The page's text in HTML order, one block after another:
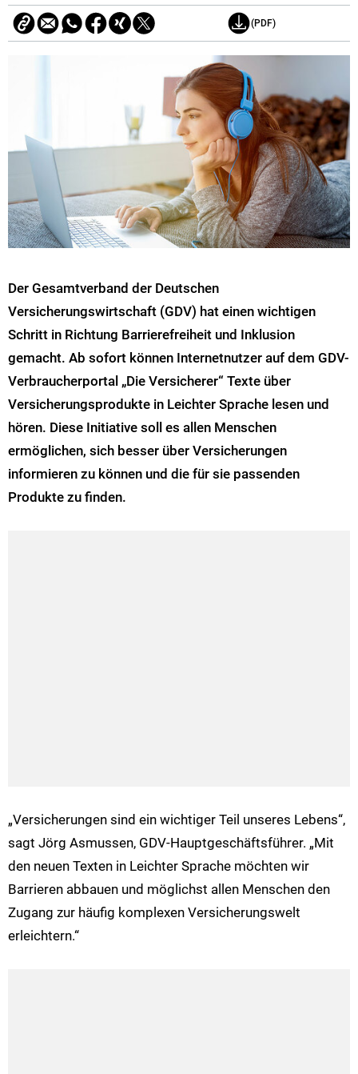
(PDF)
Der Gesamtverband der Deutschen
Versicherungswirtschaft (GDV) hat einen wichtigen
Schritt in Richtung Barrierefreiheit und Inklusion
gemacht. Ab sofort können Internetnutzer auf dem GDV-
Verbraucherportal „Die Versicherer“ Texte über
Versicherungsprodukte in Leichter Sprache lesen und
hören. Diese Initiative soll es allen Menschen
ermöglichen, sich besser über Versicherungen
informieren zu können und die für sie passenden
Produkte zu finden.
„Versicherungen sind ein wichtiger Teil unseres Lebens“,
sagt Jörg Asmussen, GDV-Hauptgeschäftsführer. „Mit
den neuen Texten in Leichter Sprache möchten wir
Barrieren abbauen und möglichst allen Menschen den
Zugang zur häufig komplexen Versicherungswelt
erleichtern.“